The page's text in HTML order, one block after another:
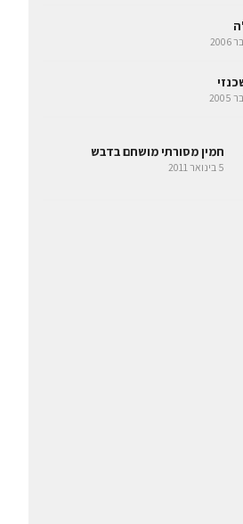
חמין מסורתי מושחם בדבש
5 בינואר 2011